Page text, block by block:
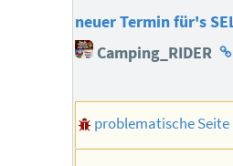
neuer Termin für's
Camping_RIDER
problematische Seite